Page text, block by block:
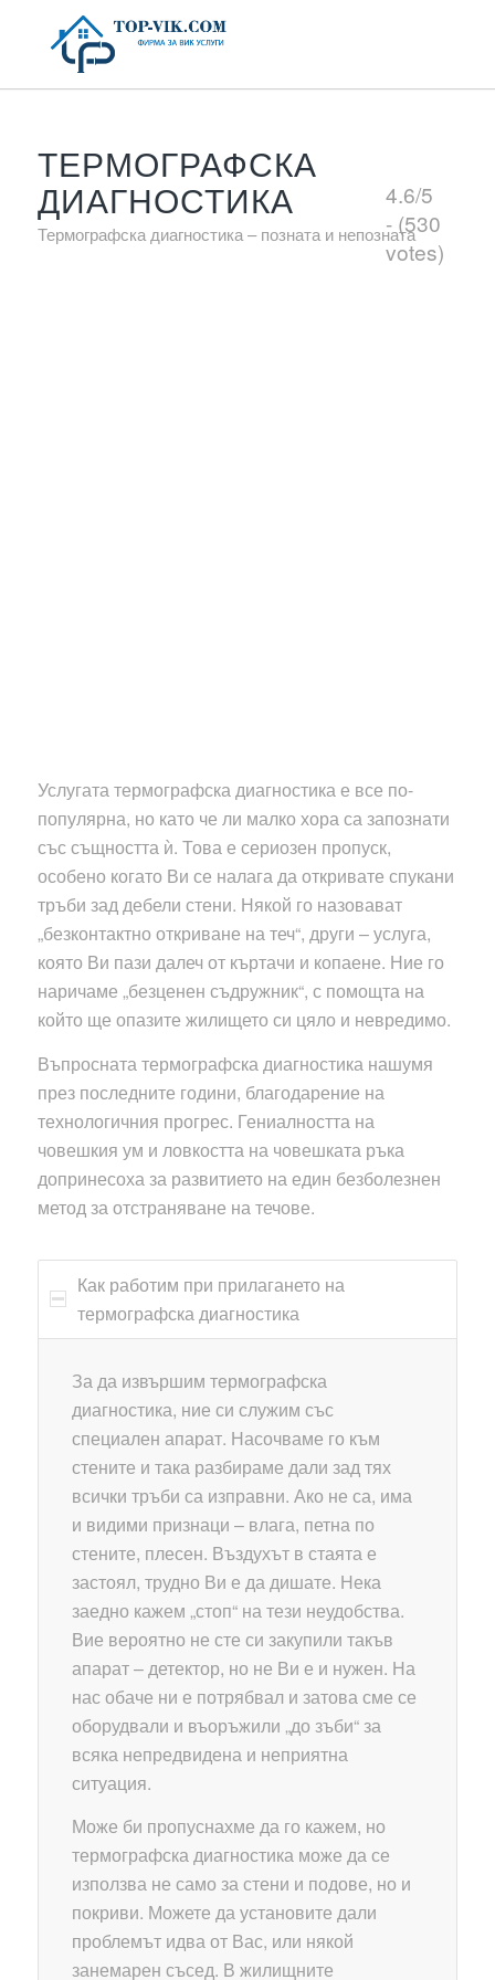
ТЕРМОГРАФСКА
ДИАГНОСТИКА
Термографска диагностика – позната и непозната
Услугата термографска диагностика е все по-
популярна, но като че ли малко хора са запознати
със същността ѝ. Това е сериозен пропуск,
особено когато Ви се налага да откривате спукани
тръби зад дебели стени. Някой го назовават
„безконтактно откриване на теч“, други – услуга,
която Ви пази далеч от къртачи и копаене. Ние го
наричаме „безценен съдружник“, с помощта на
който ще опазите жилището си цяло и невредимо.
Въпросната термографска диагностика нашумя
през последните години, благодарение на
технологичния прогрес. Гениалността на
човешкия ум и ловкостта на човешката ръка
допринесоха за развитието на един безболезнен
метод за отстраняване на течове.
Как работим при прилагането на
термографска диагностика
За да извършим термографска
диагностика, ние си служим със
специален апарат. Насочваме го към
стените и така разбираме дали зад тях
всички тръби са изправни. Ако не са, има
и видими признаци – влага, петна по
стените, плесен. Въздухът в стаята е
застоял, трудно Ви е да дишате. Нека
заедно кажем „стоп“ на тези неудобства.
Вие вероятно не сте си закупили такъв
апарат – детектор, но не Ви е и нужен. На
нас обаче ни е потрябвал и затова сме се
оборудвали и въоръжили „до зъби“ за
всяка непредвидена и неприятна
ситуация.
Може би пропуснахме да го кажем, но
термографска диагностика може да се
използва не само за стени и подове, но и
покриви. Можете да установите дали
проблемът идва от Вас, или някой
занемарен съсед. В жилищните
4.6/5
- (530
votes)